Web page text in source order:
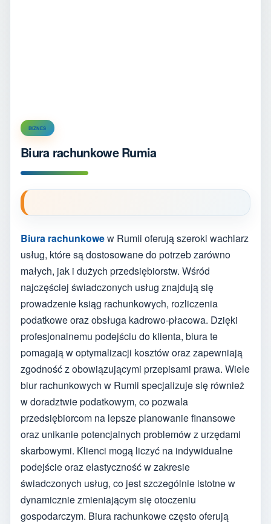
BIZNES
Biura rachunkowe Rumia
Biura rachunkowew Rumii oferują szeroki wachlarz
usług, które są dostosowane do potrzeb zarówno
małych, jak i dużych przedsiębiorstw. Wśród
najczęściej świadczonych usług znajdują się
prowadzenie ksiąg rachunkowych, rozliczenia
podatkowe oraz obsługa kadrowo-płacowa. Dzięki
profesjonalnemu podejściu do klienta, biura te
pomagają w optymalizacji kosztów oraz zapewniają
zgodność z obowiązującymi przepisami prawa. Wiele
biur rachunkowych w Rumii specjalizuje się również
w doradztwie podatkowym, co pozwala
przedsiębiorcom na lepsze planowanie finansowe
oraz unikanie potencjalnych problemów z urzędami
skarbowymi. Klienci mogą liczyć na indywidualne
podejście oraz elastyczność w zakresie
świadczonych usług, co jest szczególnie istotne w
dynamicznie zmieniającym się otoczeniu
gospodarczym. Biura rachunkowe często oferują